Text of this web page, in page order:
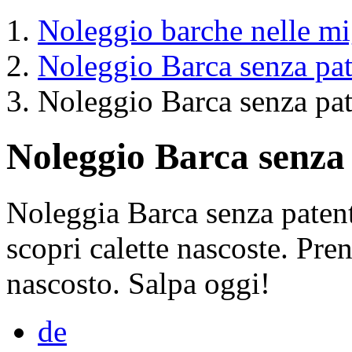
Noleggio barche nelle
Noleggio Barca senza
Noleggio Barca senza
Noleggio Barca
Noleggia Barca senza
scopri calette nascoste.
nascosto. Salpa oggi!
de